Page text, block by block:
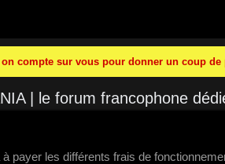
on compte sur vous pour donner un coup
| le forum francophone
payer les différents frais de